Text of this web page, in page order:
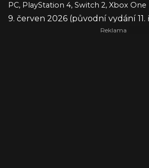
PC, PlayStation 4, Switch 2, Xbox One
9. červen 2026 (původní vydání 11.